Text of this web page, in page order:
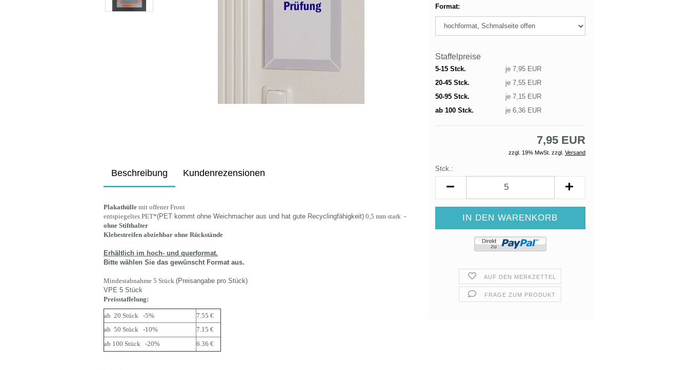
Format:
Staffelpreise
5-15 Stck.
je 7,95 EUR
20-45 Stck.
je 7,55 EUR
50-95 Stck.
je 7,15 EUR
ab 100 Stck.
je 6,36 EUR
7,95 EUR
zzgl. 19% MwSt. zzgl. Versand
Stck.:
Stck.
AUF DEN MERKZETTEL
FRAGE ZUM PRODUKT
Beschreibung Kundenrezensionen
Plakathülle mit offener Front
entspiegeltes PET*(PET kommt ohne Weichmacher aus und hat gute Recyclingfähigkeit) 0,5 mm stark -
ohne Stifthalter
Klebestreifen abziehbar ohne Rückstände
Erhältlich im hoch- und querformat.
Bitte wählen Sie das gewünscht Format aus.
Mindestabnahme 5 Stück (Preisangabe pro Stück)
VPE 5 Stück
Preisstaffelung:
ab 20 Stück -5%
7.55 €
ab 50 Stück -10%
7.15 €
ab 100 Stück -20%
6.36 €